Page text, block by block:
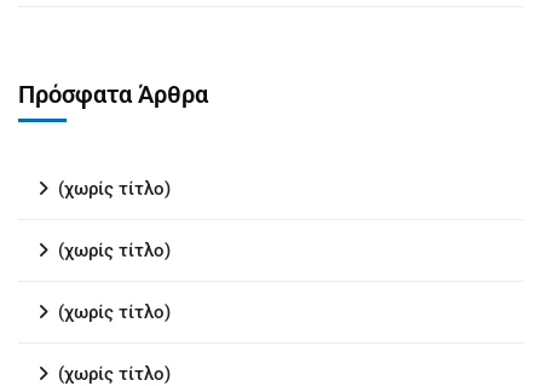
Πρόσφατα Άρθρα
(χωρίς τίτλο)
(χωρίς τίτλο)
(χωρίς τίτλο)
(χωρίς τίτλο)